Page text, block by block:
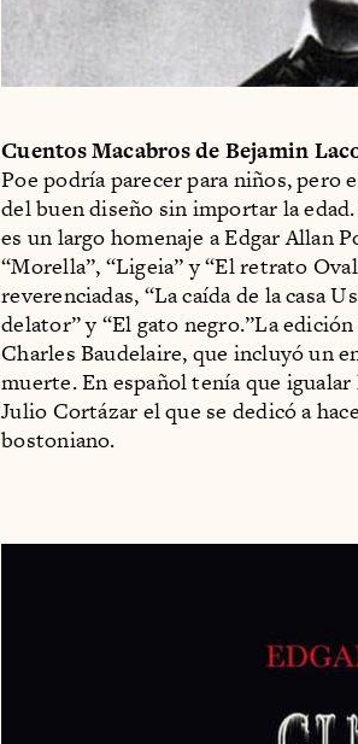
Cuentos Macabros de Bejamin
Poe podría parecer para niños, pero
del buen diseño sin importar la
es un largo homenaje a Edgar Allan
“Morella”, “Ligeia” y “El retrato
reverenciadas, “La caída de la casa
delator” y “El gato negro.”La
Charles Baudelaire, que incluyó un
muerte. En español tenía que
Julio Cortázar el que se dedicó a
bostoniano.